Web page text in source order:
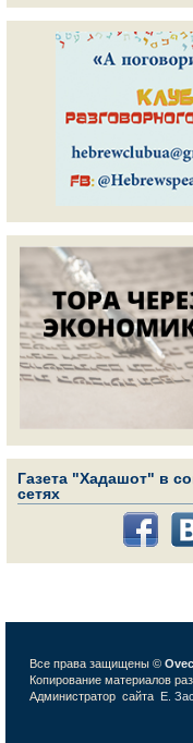
Газета "Хадашот" в
сетях
Все права защищены ©
Копирование материалов
Администратор сайта Е.